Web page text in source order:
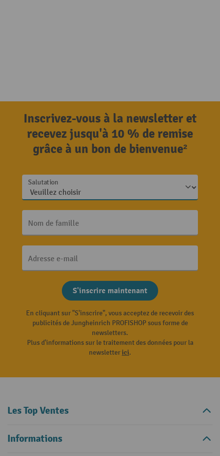
Inscrivez-vous à la newsletter et
recevez jusqu'à 10 % de remise
grâce à un bon de bienvenue²
Salutation
Nom de famille
Adresse e-mail
S'inscrire maintenant
En cliquant sur "S'inscrire", vous acceptez de recevoir des
publicités de Jungheinrich PROFISHOP sous forme de
newsletters.
Plus d'informations sur le traitement des données pour la
newsletterici.
Les Top Ventes
Informations